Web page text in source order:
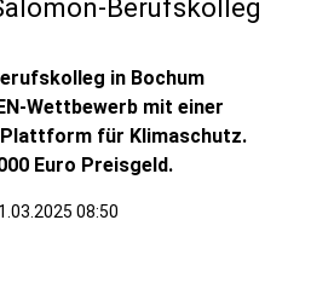
Berufskolleg
in Bochum
Wettbewerb mit einer
für Klimaschutz.
Euro Preisgeld.
08:50